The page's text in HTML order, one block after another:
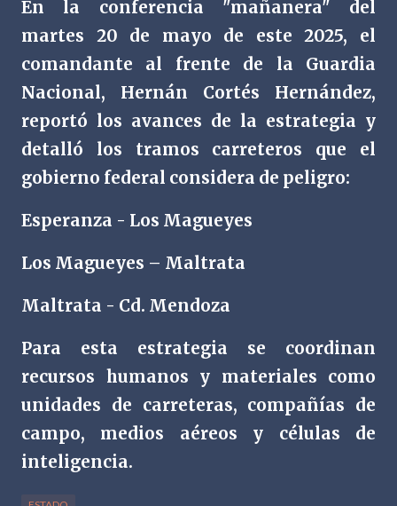
En la conferencia "mañanera" del
martes 20 de mayo de este 2025, el
comandante al frente de la Guardia
Nacional, Hernán Cortés Hernández,
reportó los avances de la estrategia y
detalló los tramos carreteros que el
gobierno federal considera de peligro:
Esperanza - Los Magueyes
Los Magueyes – Maltrata
Maltrata - Cd. Mendoza
Para esta estrategia se coordinan
recursos humanos y materiales como
unidades de carreteras, compañías de
campo, medios aéreos y células de
inteligencia.